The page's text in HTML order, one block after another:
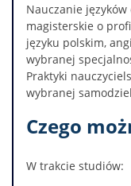
Nauczanie
magisterskie o
języku polskim,
wybranej
Praktyki
wybranej
Czego
W trakcie studiów: